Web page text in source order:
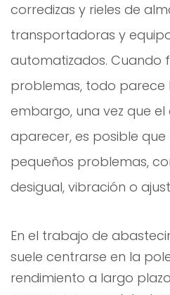
corredizas y rieles de
transportadoras y
automatizados. Cuando
problemas, todo parece
embargo, una vez que
aparecer, es posible
pequeños problemas,
desigual, vibración o
En el trabajo de
suele centrarse en la
rendimiento a largo